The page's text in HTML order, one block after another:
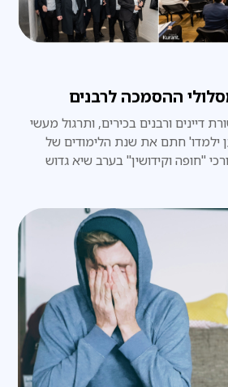
ההסמכה לרבנים
דיינים ורבנים בכירים, ותרגול מעשי
ילמדו' חתם את שנת הלימודים של
"חופה וקידושין" בערב שיא גדוש
החזון שלנו"